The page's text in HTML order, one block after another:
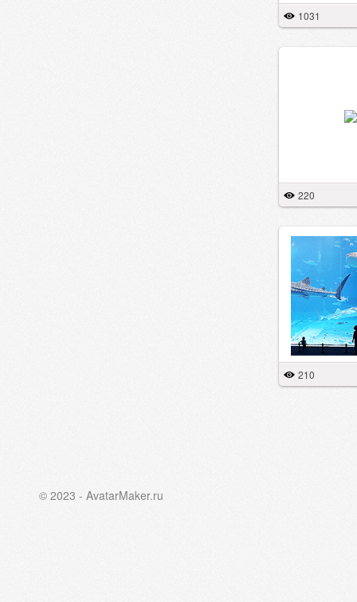
1031
220
210
© 2023 - AvatarMaker.ru